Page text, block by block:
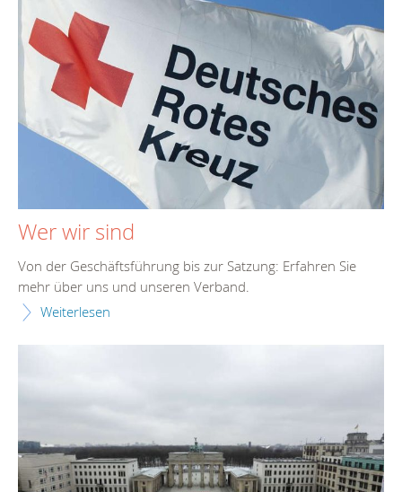
Wer wir sind
Von der Geschäftsführung bis zur Satzung: Erfahren Sie
mehr über uns und unseren Verband.
Weiterlesen